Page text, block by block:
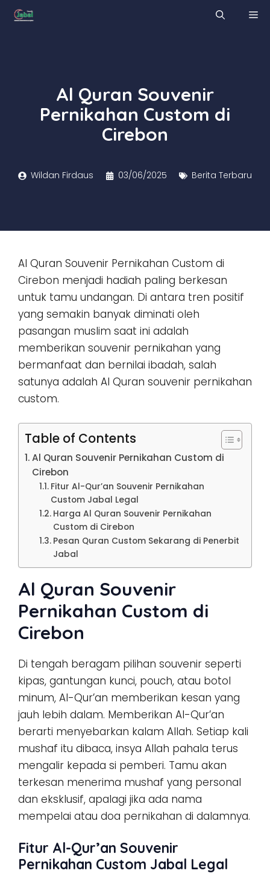
Skip
Al Quran Souvenir
Pernikahan Custom di
Cirebon
Wildan Firdaus 03/06/2025 Berita Terbaru
Al Quran Souvenir Pernikahan Custom di
Cirebon menjadi hadiah paling berkesan
untuk tamu undangan. Di antara tren positif
yang semakin banyak diminati oleh
pasangan muslim saat ini adalah
memberikan souvenir pernikahan yang
bermanfaat dan bernilai ibadah, salah
satunya adalah Al Quran souvenir pernikahan
custom.
Table of Contents
Al Quran Souvenir Pernikahan Custom di
Cirebon
Fitur Al-Qur’an Souvenir Pernikahan
Custom Jabal Legal
Harga Al Quran Souvenir Pernikahan
Custom di Cirebon
Pesan Quran Custom Sekarang di Penerbit
Jabal
Al Quran Souvenir
Pernikahan Custom di
Cirebon
Di tengah beragam pilihan souvenir seperti
kipas, gantungan kunci, pouch, atau botol
minum, Al-Qur’an memberikan kesan yang
jauh lebih dalam. Memberikan Al-Qur’an
berarti menyebarkan kalam Allah. Setiap kali
mushaf itu dibaca, insya Allah pahala terus
mengalir kepada si pemberi. Tamu akan
terkesan menerima mushaf yang personal
dan eksklusif, apalagi jika ada nama
mempelai atau doa pernikahan di dalamnya.
Fitur Al-Qur’an Souvenir
Pernikahan Custom Jabal Legal